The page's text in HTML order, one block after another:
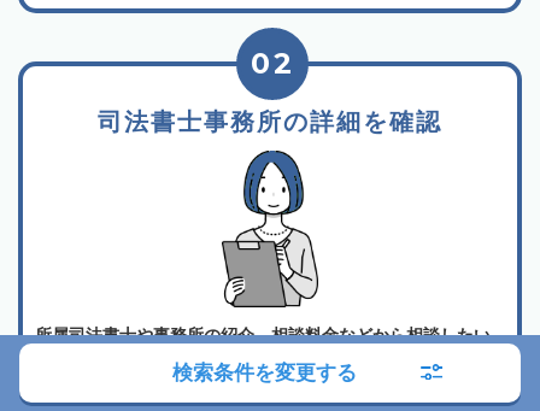
司法書士事務所の詳細を確認
02
所属司法書士や事務所の紹介、相談料金などから相談したい
司法書士事務所を選んでください。各司法書士事務所は詳細
ボタンから詳しい情報をご確認いただけます。
検索条件を変更する